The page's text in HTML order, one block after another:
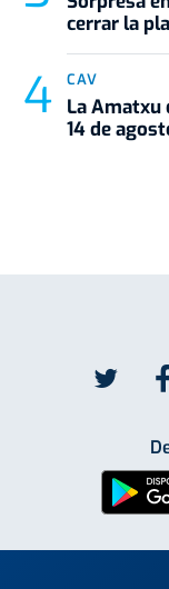
cerrar la
CAV
La Amatxu
14 de